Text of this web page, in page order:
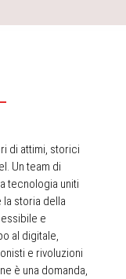
di attimi, storici
Un team di
tecnologia uniti
la storia della
e
al digitale,
e rivoluzioni
è una domanda,